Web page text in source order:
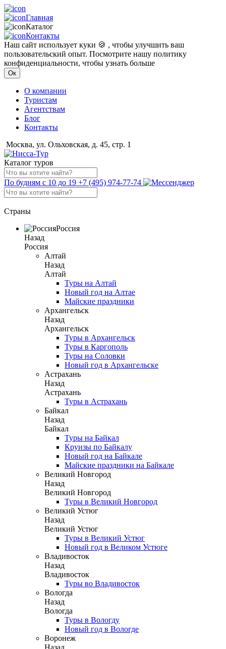
Главная
Каталог
Контакты
Наш сайт использует куки 🍪 , чтобы улучшить ваш
пользовательский опыт. Посмотрите нашу политику
конфиденциальности, чтобы узнать больше
Ок
О компании
Туристам
Агентствам
Блог
Контакты
Москва, ул. Ольховская, д. 45, стр. 1
Каталог туров
По будням с 10 до 19 +7 (495) 974-77-74
Страны
Россия
Назад
Россия
Алтай
Назад
Алтай
Туры на Алтай
Новый год на Алтае
Майские праздники
Архангельск
Назад
Архангельск
Туры в Архангельск
Туры в Каргополь
Туры на Соловки
Новый год в Архангельске
Астрахань
Назад
Астрахань
Туры в Астрахань
Байкал
Назад
Байкал
Туры на Байкал
Круизы по Байкалу
Новый год на Байкале
Майские праздники на Байкале
Великий Новгород
Назад
Великий Новгород
Туры в Великий Новгород
Великий Устюг
Назад
Великий Устюг
Туры в Великий Устюг
Новый год в Великом Устюге
Владивосток
Назад
Владивосток
Туры во Владивосток
Вологда
Назад
Вологда
Туры в Вологду
Новый год в Вологде
Воронеж
Назад